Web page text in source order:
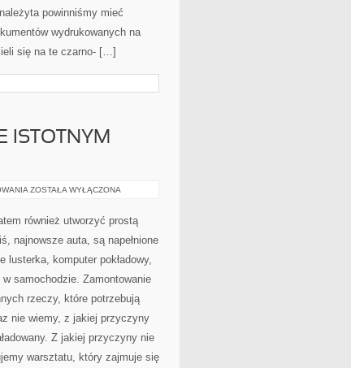
powinniśmy mieć
wydrukowanych na
się na te czarno- […]
ISTOTNYM
DRUKARKA
WYBITNIE
ISTOTNYM
PRACY
ZOSTAŁA WYŁĄCZONA
również utworzyć prostą
najnowsze auta, są napełnione
lusterka, komputer pokładowy,
samochodzie. Zamontowanie
rzeczy, które potrzebują
nie wiemy, z jakiej przyczyny
Z jakiej przyczyny nie
warsztatu, który zajmuje się